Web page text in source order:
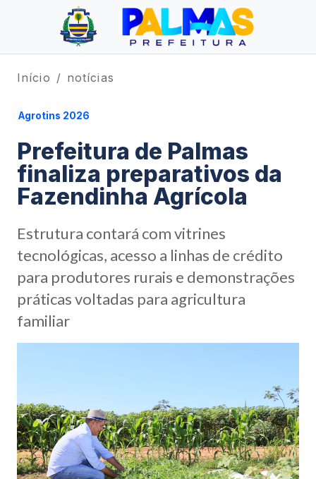
Início notícias
Agrotins 2026
Prefeitura de Palmas
finaliza preparativos da
Fazendinha Agrícola
Estrutura contará com vitrines
tecnológicas, acesso a linhas de crédito
para produtores rurais e demonstrações
práticas voltadas para agricultura
familiar